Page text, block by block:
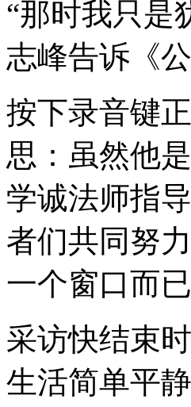
“那时我只是
志峰告诉《
按下录音键
思：虽然他
学诚法师指
者们共同努
一个窗口而
采访快结束
生活简单平